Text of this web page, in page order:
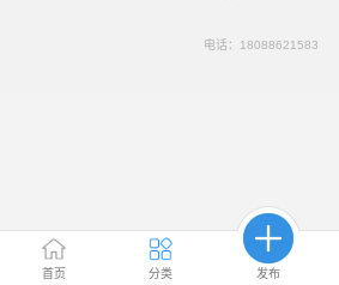
首页 分类 发布
电话： 18088621583